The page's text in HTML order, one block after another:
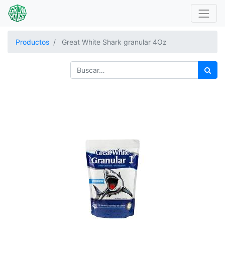
Productos Great White Shark granular 4Oz